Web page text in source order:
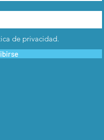
de privacidad.